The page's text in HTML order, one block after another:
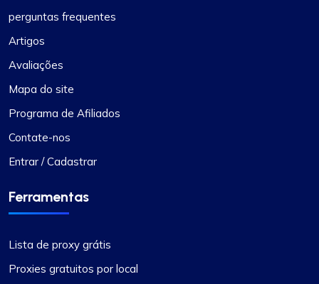
todas as minhas expectativas. Chama a atenção
a velocidade com que seus proxies operam,
eficiente. Destaca-se particularmente a extensa
seleção de opções de proxy disponíveis,
adequadas para uma ampla gama de requisitos.
Além disso, seus preços são altamente
competitivos, oferecendo excelente valor pela
alta qualidade oferecida. O suporte ao cliente
responsivo e extremamente útil. Para quem
escolha.
perguntas frequentes
Artigos
Avaliações
Mapa do site
Programa de Afiliados
Contate-nos
Entrar / Cadastrar
Ferramentas
Lista de proxy grátis
Proxies gratuitos por local